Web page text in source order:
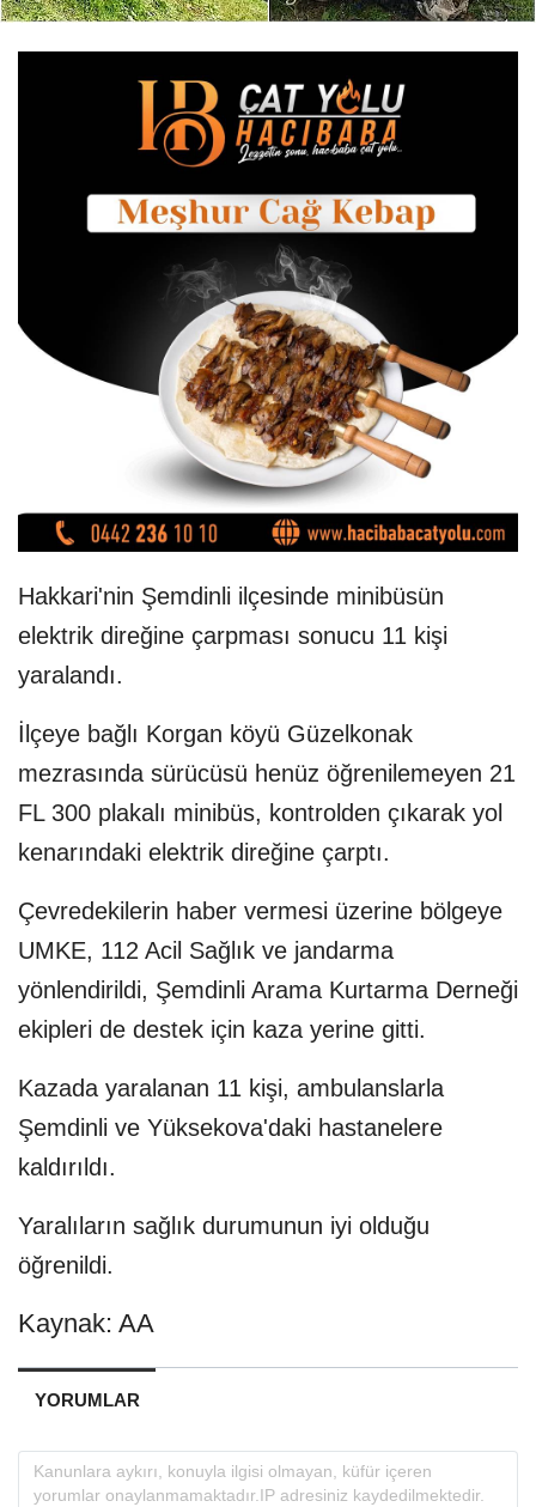
Hakkari'nin Şemdinli ilçesinde minibüsün
elektrik direğine çarpması sonucu 11 kişi
yaralandı.
İlçeye bağlı Korgan köyü Güzelkonak
mezrasında sürücüsü henüz öğrenilemeyen 21
FL 300 plakalı minibüs, kontrolden çıkarak yol
kenarındaki elektrik direğine çarptı.
Çevredekilerin haber vermesi üzerine bölgeye
UMKE, 112 Acil Sağlık ve jandarma
yönlendirildi, Şemdinli Arama Kurtarma Derneği
ekipleri de destek için kaza yerine gitti.
Kazada yaralanan 11 kişi, ambulanslarla
Şemdinli ve Yüksekova'daki hastanelere
kaldırıldı.
Yaralıların sağlık durumunun iyi olduğu
öğrenildi.
Kaynak: AA
YORUMLAR